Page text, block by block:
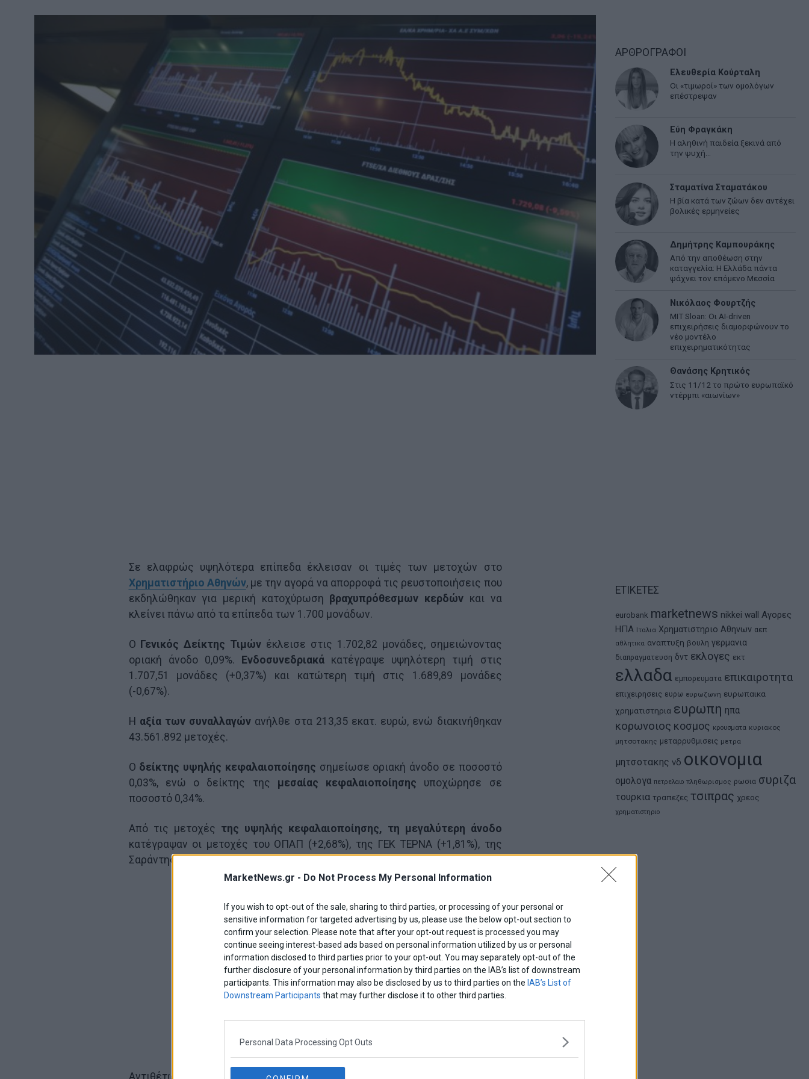
MarketNews.gr - Do Not Process My Personal Information
If you wish to opt-out of the sale, sharing to third parties, or processing of your personal or
sensitive information for targeted advertising by us, please use the below opt-out section to
confirm your selection. Please note that after your opt-out request is processed you may
continue seeing interest-based ads based on personal information utilized by us or personal
information disclosed to third parties prior to your opt-out. You may separately opt-out of the
further disclosure of your personal information by third parties on the IAB’s list of downstream
participants. This information may also be disclosed by us to third parties on the IAB’s List of
Downstream Participants that may further disclose it to other third parties.
Personal Data Processing Opt Outs
Σε ελαφρώς υψηλότερα επίπεδα έκλεισαν οι τιμές των μετοχών στο
Χρηματιστήριο Αθηνών, με την αγορά να απορροφά τις ρευστοποιήσεις που
εκδηλώθηκαν για μερική κατοχύρωση βραχυπρόθεσμων κερδών και να
κλείνει πάνω από τα επίπεδα των 1.700 μονάδων.
O Γενικός Δείκτης Τιμών έκλεισε στις 1.702,82 μονάδες, σημειώνοντας
οριακή άνοδο 0,09%. Ενδοσυνεδριακάκατέγραψε υψηλότερη τιμή στις
1.707,51 μονάδες (+0,37%) και κατώτερη τιμή στις 1.689,89 μονάδες
(-0,67%).
Η αξία των συναλλαγών ανήλθε στα 213,35 εκατ. ευρώ, ενώ διακινήθηκαν
43.561.892 μετοχές.
Ο δείκτης υψηλής κεφαλαιοποίησης σημείωσε οριακή άνοδο σε ποσοστό
0,03%, ενώ ο δείκτης της μεσαίας κεφαλαιοποίησης υποχώρησε σε
ποσοστό 0,34%.
Από τις μετοχές της υψηλής κεφαλαιοποίησης, τη μεγαλύτερη άνοδο
κατέγραψαν οι μετοχές του ΟΠΑΠ (+2,68%), της ΓΕΚ ΤΕΡΝΑ (+1,81%), της
Σαράντης (+1,75%), του ΔΑΑ (+1,47%) και της Elvalhalcor (+1,35%).
Αντιθέτως, τη μεγαλύτερη πτώσησημείωσαν οι μετοχές της Ελλάκτωρ
ΑΡΘΡΟΓΡΑΦΟΙ
Ελευθερία Κούρταλη
Οι «τιμωροί» των ομολόγων
επέστρεψαν
Εύη Φραγκάκη
Η αληθινή παιδεία ξεκινά από
την ψυχή…
Σταματίνα Σταματάκου
Η βία κατά των ζώων δεν αντέχει
βολικές ερμηνείες
Δημήτρης Καμπουράκης
Από την αποθέωση στην
καταγγελία: Η Ελλάδα πάντα
ψάχνει τον επόμενο Μεσσία
Νικόλαος Φουρτζής
MIT Sloan: Οι AI-driven
επιχειρήσεις διαμορφώνουν το
νέο μοντέλο
επιχειρηματικότητας
Θανάσης Κρητικός
Στις 11/12 το πρώτο ευρωπαϊκό
ντέρμπι «αιωνίων»
ΕΤΙΚΕΤΕΣ
eurobank marketnews nikkei wall
Αγορες
ΗΠΑ Ιταλια Χρηματιστηριο Αθηνων αεπ
αθλητικα αναπτυξη βουλη γερμανια
διαπραγματευση δντ εκλογες εκτ
ελλαδα εμπορευματα επικαιροτητα
επιχειρησεις ευρω ευρωζωνη ευρωπαικα
χρηματιστηρια ευρωπη ηπα
κορωνοιος κοσμος κρουσματα κυριακος
μητσοτακης μεταρρυθμισεις μετρα
μητσοτακης νδ οικονομια
ομολογα πετρελαιο πληθωρισμος ρωσια συριζα
τουρκια τραπεζες τσιπρας χρεος
χρηματιστηριο